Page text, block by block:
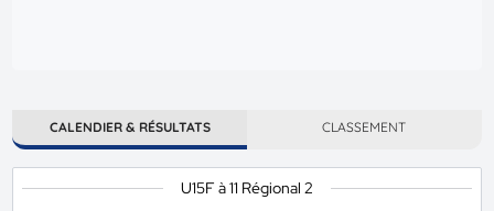
CALENDIER & RÉSULTATS CLASSEMENT
U15F à 11 Régional 2